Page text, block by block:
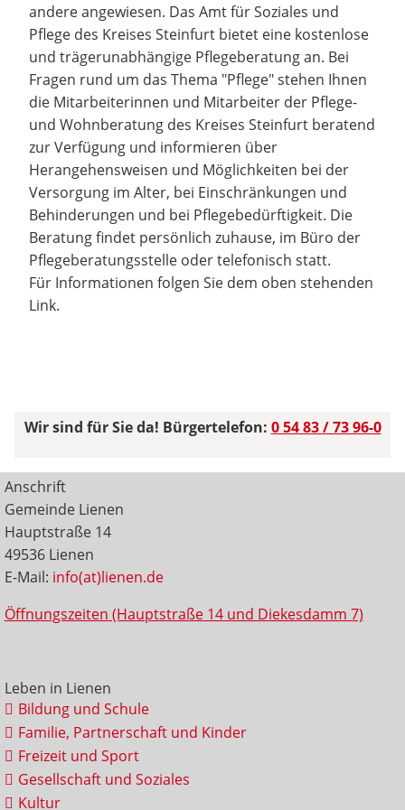
andere angewiesen. Das Amt für Soziales und
Pflege des Kreises Steinfurt bietet eine kostenlose
und trägerunabhängige Pflegeberatung an. Bei
Fragen rund um das Thema "Pflege" stehen Ihnen
die Mitarbeiterinnen und Mitarbeiter der Pflege-
und Wohnberatung des Kreises Steinfurt beratend
zur Verfügung und informieren über
Herangehensweisen und Möglichkeiten bei der
Versorgung im Alter, bei Einschränkungen und
Behinderungen und bei Pflegebedürftigkeit. Die
Beratung findet persönlich zuhause, im Büro der
Pflegeberatungsstelle oder telefonisch statt.
Für Informationen folgen Sie dem oben stehenden
Link.
Wir sind für Sie da! Bürgertelefon: 0 54 83 / 73 96-0
Anschrift
Gemeinde Lienen
Hauptstraße 14
49536 Lienen
E-Mail: info(at)lienen.de
Öffnungszeiten (Hauptstraße 14 und Diekesdamm 7)
Leben in Lienen
Bildung und Schule
Familie, Partnerschaft und Kinder
Freizeit und Sport
Gesellschaft und Soziales
Kultur